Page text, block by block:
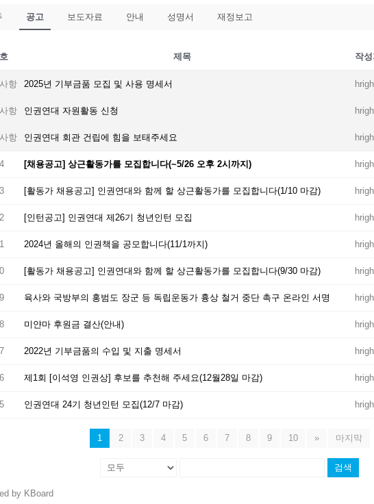
공고 보도자료 안내 성명서 재정보고
제목 작
항 2025년 기부금품 모집 및 사용 명세서
항 인권연대 자원활동 신청
항 인권연대 회관 건립에 힘을 보태주세요
[채용공고] 상근활동가를 모집합니다(~5/26 오후 2시까지)
[활동가 채용공고] 인권연대와 함께 할 상근활동가를 모집합니다(1/10 마감)
[인턴공고] 인권연대 제26기 청년인턴 모집
2024년 올해의 인권책을 공모합니다(11/1까지)
[활동가 채용공고] 인권연대와 함께 할 상근활동가를 모집합니다(9/30 마감)
육사와 국방부의 홍범도 장군 등 독립운동가 흉상 철거 중단 촉구 온라인 서명
미얀마 후원금 결산(안내)
2022년 기부금품의 수입 및 지출 명세서
제1회 [이석영 인권상] 후보를 추천해 주세요(12월28일 마감)
인권연대 24기 청년인턴 모집(12/7 마감)
1 2 3 4 5 6 7 8 9 10 » 마지막
검색
by KBoard